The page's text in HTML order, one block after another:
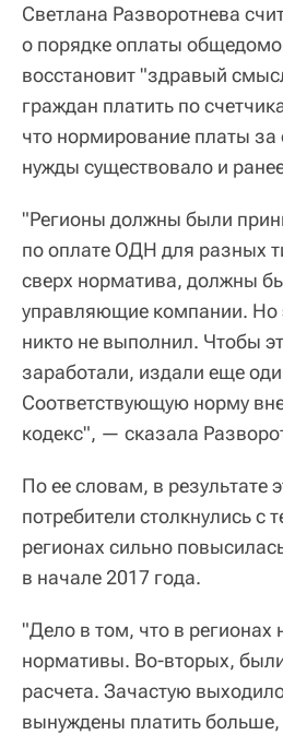
Светлана Разворотнева
о порядке оплаты
восстановит "здравый
граждан платить по
что нормирование платы
нужды существовало и
"Регионы должны были
по оплате ОДН для разных
сверх норматива, должны
управляющие компании. Но
никто не выполнил. Чтобы
заработали, издали еще
Соответствующую норму
кодекс", — сказала
По ее словам, в результате
потребители столкнулись с
регионах сильно
в начале 2017 года.
"Дело в том, что в регионах
нормативы. Во-вторых,
расчета. Зачастую
вынуждены платить больше,